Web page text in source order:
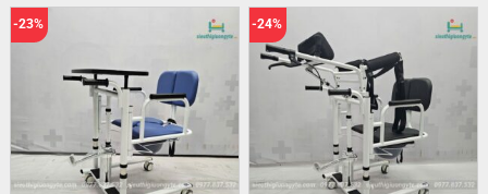
-23% -24%